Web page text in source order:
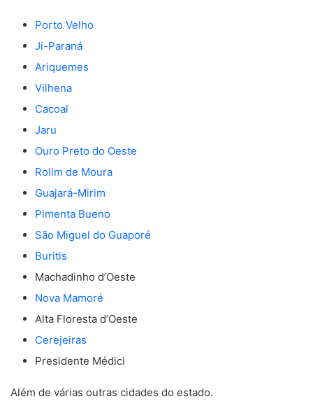
Porto Velho
Ji-Paraná
Ariquemes
Vilhena
Cacoal
Jaru
Ouro Preto do Oeste
Rolim de Moura
Guajará-Mirim
Pimenta Bueno
São Miguel do Guaporé
Buritis
Machadinho d’Oeste
Nova Mamoré
Alta Floresta d’Oeste
Cerejeiras
Presidente Médici
Além de várias outras cidades do estado.